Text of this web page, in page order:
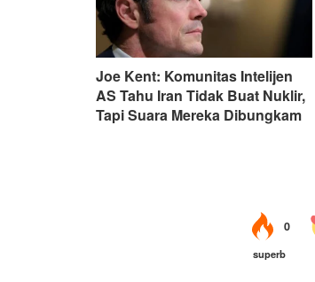
Joe Kent: Komunitas Intelijen
AS Tahu Iran Tidak Buat Nuklir,
Tapi Suara Mereka Dibungkam